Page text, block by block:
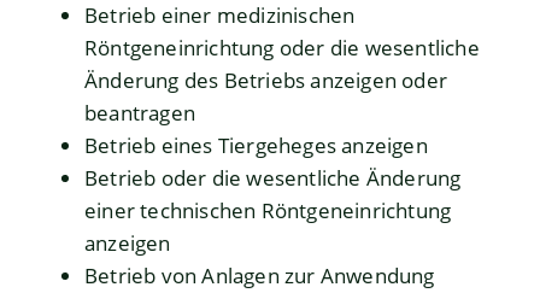
Betrieb einer medizinischen
Röntgeneinrichtung oder die wesentliche
Änderung des Betriebs anzeigen oder
beantragen
Betrieb eines Tiergeheges anzeigen
Betrieb oder die wesentliche Änderung
einer technischen Röntgeneinrichtung
anzeigen
Betrieb von Anlagen zur Anwendung